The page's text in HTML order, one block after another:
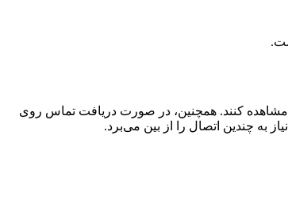
یکی از ویژگی‌های برجسته‌ی X فولد 5، امکان همگام‌سازی با آیفون است. کاربران آیفون می‌توانند پیام‌های SMS و کدهای تأیید را مستقیماً روی X فولد 5 مشاهده کنند. همچنین، در صورت دریافت تماس روی